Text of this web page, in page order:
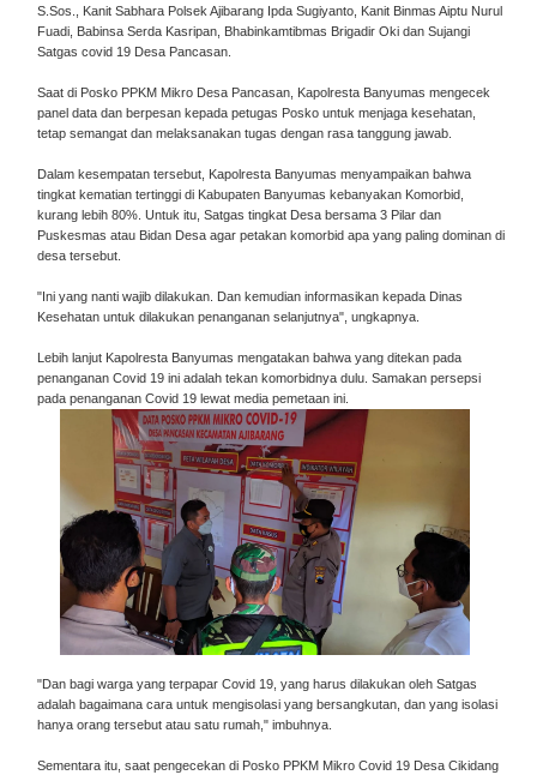
S.Sos., Kanit Sabhara Polsek Ajibarang Ipda Sugiyanto, Kanit Binmas Aiptu Nurul
Fuadi, Babinsa Serda Kasripan, Bhabinkamtibmas Brigadir Oki dan Sujangi
Satgas covid 19 Desa Pancasan.
Saat di Posko PPKM Mikro Desa Pancasan, Kapolresta Banyumas mengecek
panel data dan berpesan kepada petugas Posko untuk menjaga kesehatan,
tetap semangat dan melaksanakan tugas dengan rasa tanggung jawab.
Dalam kesempatan tersebut, Kapolresta Banyumas menyampaikan bahwa
tingkat kematian tertinggi di Kabupaten Banyumas kebanyakan Komorbid,
kurang lebih 80%. Untuk itu, Satgas tingkat Desa bersama 3 Pilar dan
Puskesmas atau Bidan Desa agar petakan komorbid apa yang paling dominan di
desa tersebut.
"Ini yang nanti wajib dilakukan. Dan kemudian informasikan kepada Dinas
Kesehatan untuk dilakukan penanganan selanjutnya", ungkapnya.
Lebih lanjut Kapolresta Banyumas mengatakan bahwa yang ditekan pada
penanganan Covid 19 ini adalah tekan komorbidnya dulu. Samakan persepsi
pada penanganan Covid 19 lewat media pemetaan ini.
"Dan bagi warga yang terpapar Covid 19, yang harus dilakukan oleh Satgas
adalah bagaimana cara untuk mengisolasi yang bersangkutan, dan yang isolasi
hanya orang tersebut atau satu rumah," imbuhnya.
Sementara itu, saat pengecekan di Posko PPKM Mikro Covid 19 Desa Cikidang